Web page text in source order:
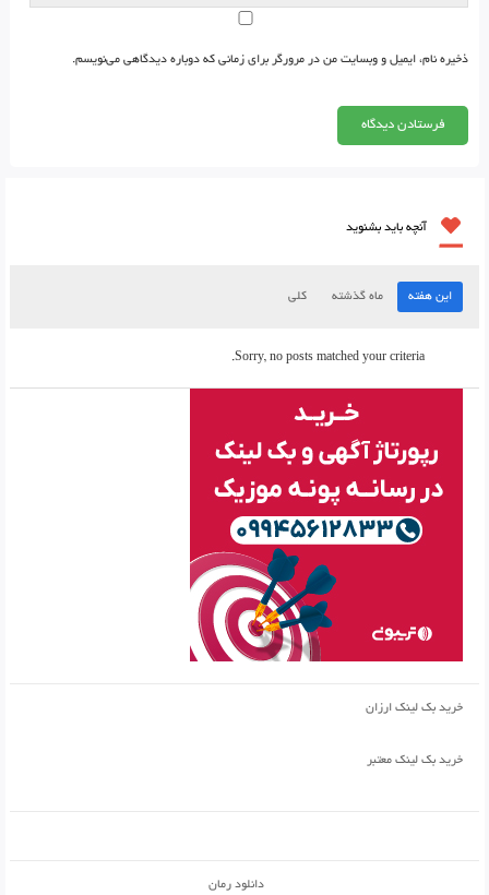
ذخیره نام، ایمیل و وبسایت من در مرورگر برای زمانی که دوباره دیدگاهی می‌نویسم.
آنچه باید بشنوید
این هفته ماه گذشته کلی
Sorry, no posts matched your criteria.
خرید بک لینک ارزان
خرید بک لینک معتبر
دانلود رمان